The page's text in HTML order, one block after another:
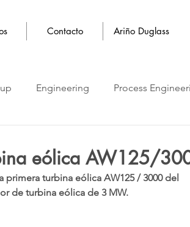
Contacto Ariño Duglass
Engineering Process
eólica AW125/
turbina eólica AW125 / 3000 del
de turbina eólica de 3 MW.